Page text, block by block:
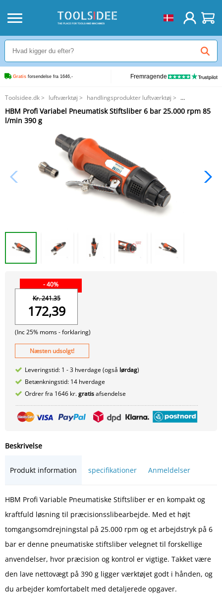
Gratis forsendelse fra 1646,- Fremragende
Toolsidee.dk> luftværktøj > handlingsprodukter luftværktøj >
HBM Profi Variabel Pneumatisk Stiftsliber 6 bar 25.000 rpm 85 l/min 390 g
HBM Profi Variabel Pneumatisk Stiftsliber 6 bar 25.000 rpm 85
l/min 390 g
- 40%
Kr. 241.35
172,39
(Inc 25% moms -forklaring)
Næsten udsolgt!
Leveringstid: 1 - 3 hverdage (også lørdag)
Betænkningstid: 14 hverdage
Ordrer fra 1646 kr.gratisafsendelse
Beskrivelse
Produkt information specifikationer Anmeldelser
HBM Profi Variable Pneumatiske Stiftsliber er en kompakt og
kraftfuld løsning til præcisionsslibearbejde. Med et højt
tomgangsomdrejningstal på 25.000 rpm og et arbejdstryk på 6
bar er denne pneumatiske stiftsliber velegnet til forskellige
anvendelser, hvor præcision og kontrol er vigtige. Takket være
den lave nettovægt på 390 g ligger værktøjet godt i hånden, og
du arbejder komfortabelt med detaljerede opgaver.